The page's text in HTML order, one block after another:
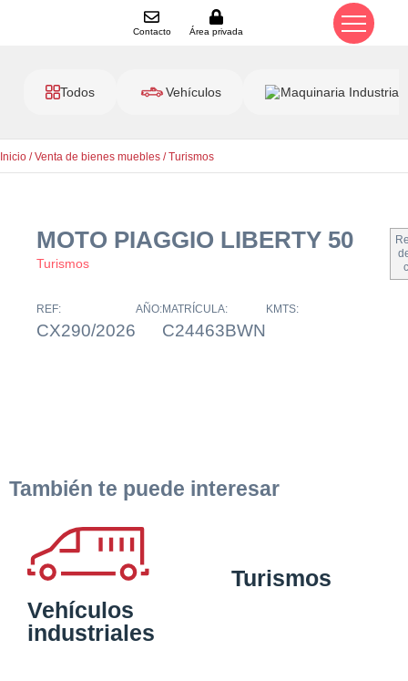
Contacto Área privada
Todos Vehículos Maquinaria Industrial
Inicio /Venta de bienes muebles /Turismos
MOTO PIAGGIO LIBERTY 50
Turismos
REF:
CX290/2026
AÑO:MATRÍCULA:
C24463BWN
KMTS:
También te puede interesar
Vehículos
industriales
Turismos